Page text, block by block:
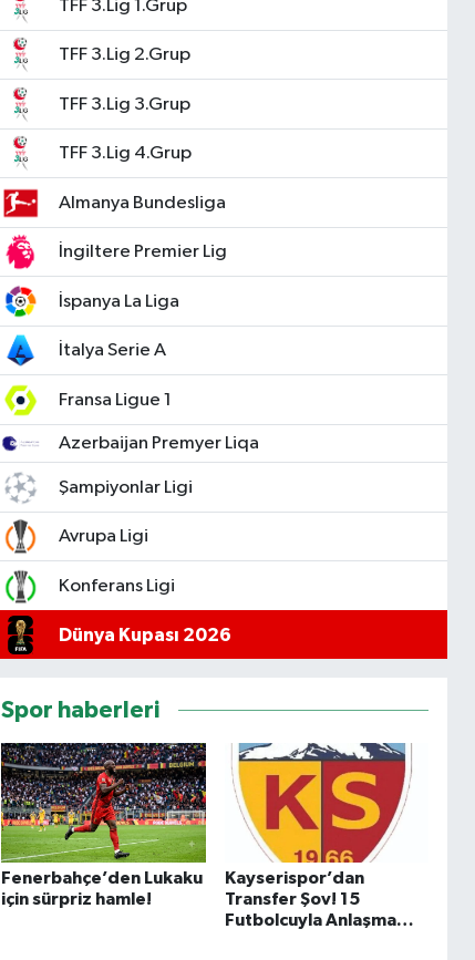
TFF 3.Lig 1.Grup
TFF 3.Lig 2.Grup
TFF 3.Lig 3.Grup
TFF 3.Lig 4.Grup
Almanya Bundesliga
İngiltere Premier Lig
İspanya La Liga
İtalya Serie A
Fransa Ligue 1
Azerbaijan Premyer Liqa
Şampiyonlar Ligi
Avrupa Ligi
Konferans Ligi
Dünya Kupası 2026
Spor haberleri
Fenerbahçe’den Lukaku
için sürpriz hamle!
Kayserispor’dan
Transfer Şov! 15
Futbolcuyla Anlaşma